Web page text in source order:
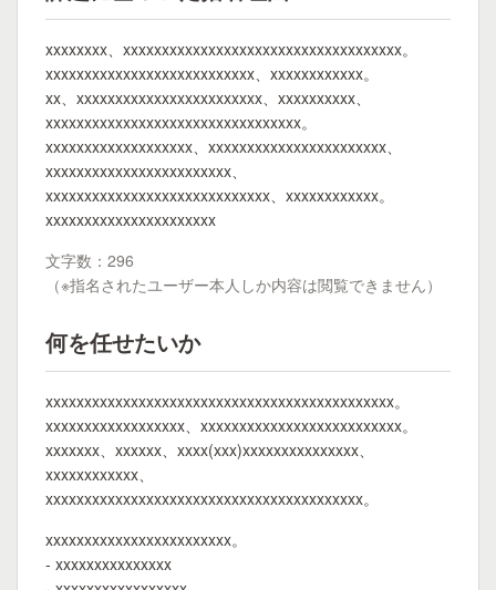
xxxxxxxx、xxxxxxxxxxxxxxxxxxxxxxxxxxxxxxxxxxxx。
xxxxxxxxxxxxxxxxxxxxxxxxxxx、xxxxxxxxxxxx。
xx、xxxxxxxxxxxxxxxxxxxxxxxx、xxxxxxxxxx、
xxxxxxxxxxxxxxxxxxxxxxxxxxxxxxxxx。
xxxxxxxxxxxxxxxxxxx、xxxxxxxxxxxxxxxxxxxxxxx、
xxxxxxxxxxxxxxxxxxxxxxxx、
xxxxxxxxxxxxxxxxxxxxxxxxxxxxx、xxxxxxxxxxxx。
xxxxxxxxxxxxxxxxxxxxxx
文字数：296
（※指名されたユーザー本人しか内容は閲覧できません）
何を任せたいか
xxxxxxxxxxxxxxxxxxxxxxxxxxxxxxxxxxxxxxxxxxxxx。
xxxxxxxxxxxxxxxxxx、xxxxxxxxxxxxxxxxxxxxxxxxxx。
xxxxxxx、xxxxxx、xxxx(xxx)xxxxxxxxxxxxxxx、
xxxxxxxxxxxx、
xxxxxxxxxxxxxxxxxxxxxxxxxxxxxxxxxxxxxxxxx。
xxxxxxxxxxxxxxxxxxxxxxxx。
- xxxxxxxxxxxxxxx